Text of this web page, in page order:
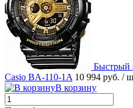
Быстрый
Casio BA-110-1A 10 994 руб. /
В корзину